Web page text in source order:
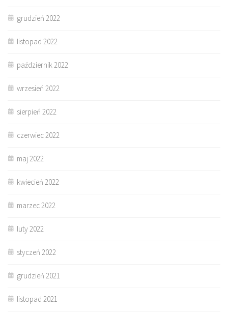
grudzień 2022
listopad 2022
październik 2022
wrzesień 2022
sierpień 2022
czerwiec 2022
maj 2022
kwiecień 2022
marzec 2022
luty 2022
styczeń 2022
grudzień 2021
listopad 2021